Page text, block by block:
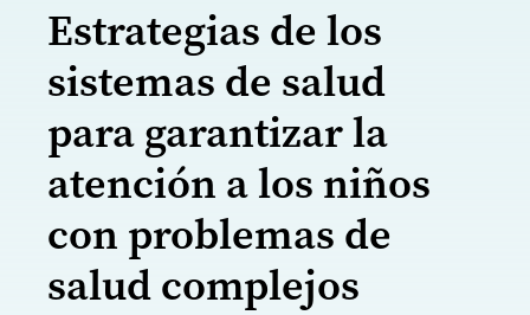
Estrategias de los
sistemas de salud
para garantizar la
atención a los niños
con problemas de
salud complejos